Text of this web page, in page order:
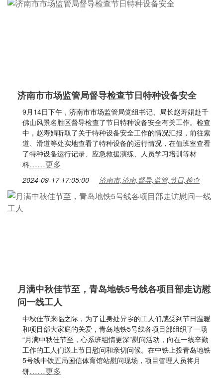
济南市市场监管局督导检查节日特种设备安全
9月14日下午，济南市市场监管局党组书记、局长赵寿娟赴千
佛山风景名胜区督导检查了节日特种设备安全有关工作。检查
中，赵寿娟听取了关于特种设备安全工作的情况汇报，前往索
道、滑道等处实地查看了特种设备的运行情况，在值班室查看
了特种设备运行记录、应急救援演练、人员学习培训等材
料……更多
2024-09-17 17:05:00 济南市,济南,督导,监管,节日,检查
月满中秋佳节至，青岛地铁5号线各项目部走访慰
问一线工人
中秋佳节来临之际，为了让身处异乡的工人们感受到节日温暖
和项目部大家庭的关爱，青岛地铁5号线各项目部组织了一场
“月满中秋佳节至，心系班组情更深”慰问活动，向在一线辛勤
工作的工人们送上节日慰问和亲切问候。在中铁上投青岛地铁
5号线中铁五局国信体育馆站慰问现场，项目管理人员将月
饼……更多